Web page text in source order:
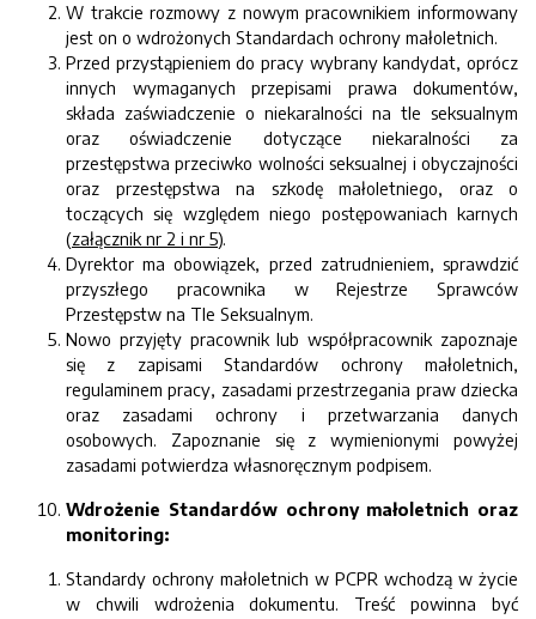
W trakcie rozmowy z nowym pracownikiem informowany
jest on o wdrożonych Standardach ochrony małoletnich.
Przed przystąpieniem do pracy wybrany kandydat, oprócz
innych wymaganych przepisami prawa dokumentów,
składa zaświadczenie o niekaralności na tle seksualnym
oraz oświadczenie dotyczące niekaralności za
przestępstwa przeciwko wolności seksualnej i obyczajności
oraz przestępstwa na szkodę małoletniego, oraz o
toczących się względem niego postępowaniach karnych
(załącznik nr 2 i nr 5).
Dyrektor ma obowiązek, przed zatrudnieniem, sprawdzić
przyszłego pracownika w Rejestrze Sprawców
Przestępstw na Tle Seksualnym.
Nowo przyjęty pracownik lub współpracownik zapoznaje
się z zapisami Standardów ochrony małoletnich,
regulaminem pracy, zasadami przestrzegania praw dziecka
oraz zasadami ochrony i przetwarzania danych
osobowych. Zapoznanie się z wymienionymi powyżej
zasadami potwierdza własnoręcznym podpisem.
Wdrożenie Standardów ochrony małoletnich oraz
monitoring:
Standardy ochrony małoletnich w PCPR wchodzą w życie
w chwili wdrożenia dokumentu. Treść powinna być